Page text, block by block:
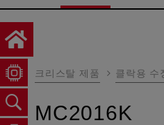
移
動
크리스탈 제품 클락용 수
MC2016K